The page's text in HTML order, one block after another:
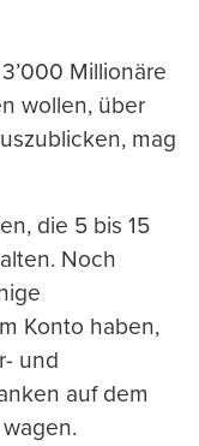
Millionäre
wollen, über
mag
die 5 bis 15
Noch
Konto haben,
und
auf dem